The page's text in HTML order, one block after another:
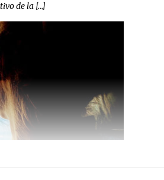
de la […]